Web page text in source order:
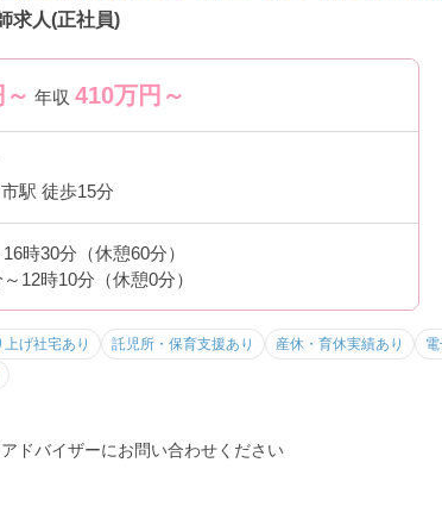
求人(正社員)
年収 410万円～
駅 徒歩15分
時30分（休憩60分）
12時10分（休憩0分）
げ社宅あり 託児所・保育支援あり 産休・育休実績あり
ドバイザーにお問い合わせください